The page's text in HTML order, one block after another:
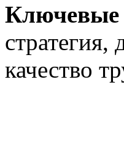
Ключевые
стратегия,
качество